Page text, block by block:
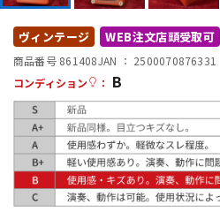
配信/ライブ機器
中古
ヴィンテージ WEB注文店頭受取可
商品番号 861408JAN ： 2500070876331
コンディション
： B